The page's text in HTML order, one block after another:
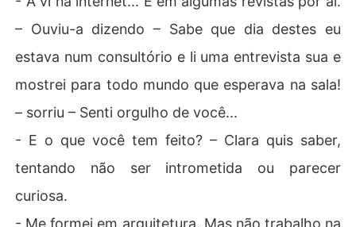
– Ouviu-a dizendo – Sabe que dia destes eu
estava num consultório e li uma entrevista sua e
mostrei para todo mundo que esperava na sala!
– sorriu – Senti orgulho de você...
- E o que você tem feito? – Clara quis saber,
tentando não ser intrometida ou parecer
curiosa.
- Me formei em arquitetura. Mas não trabalho na